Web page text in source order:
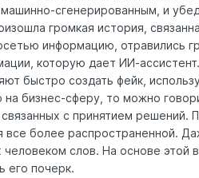
сгенерированным, и
громкая история,
информацию, отравились
которую дает ИИ-ассистент.
быстро создать фейк,
на бизнес-сферу, то можно
с принятием решений.
все более распространенной.
человеком слов. На основе этой
его почерк.